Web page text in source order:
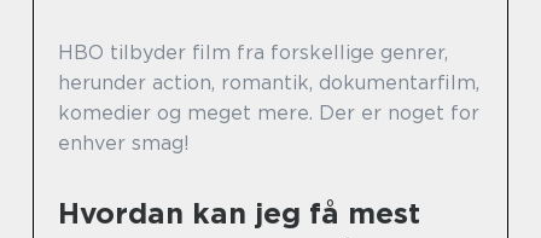
HBO tilbyder film fra forskellige genrer,
herunder action, romantik, dokumentarfilm,
komedier og meget mere. Der er noget for
enhver smag!
Hvordan kan jeg få mest